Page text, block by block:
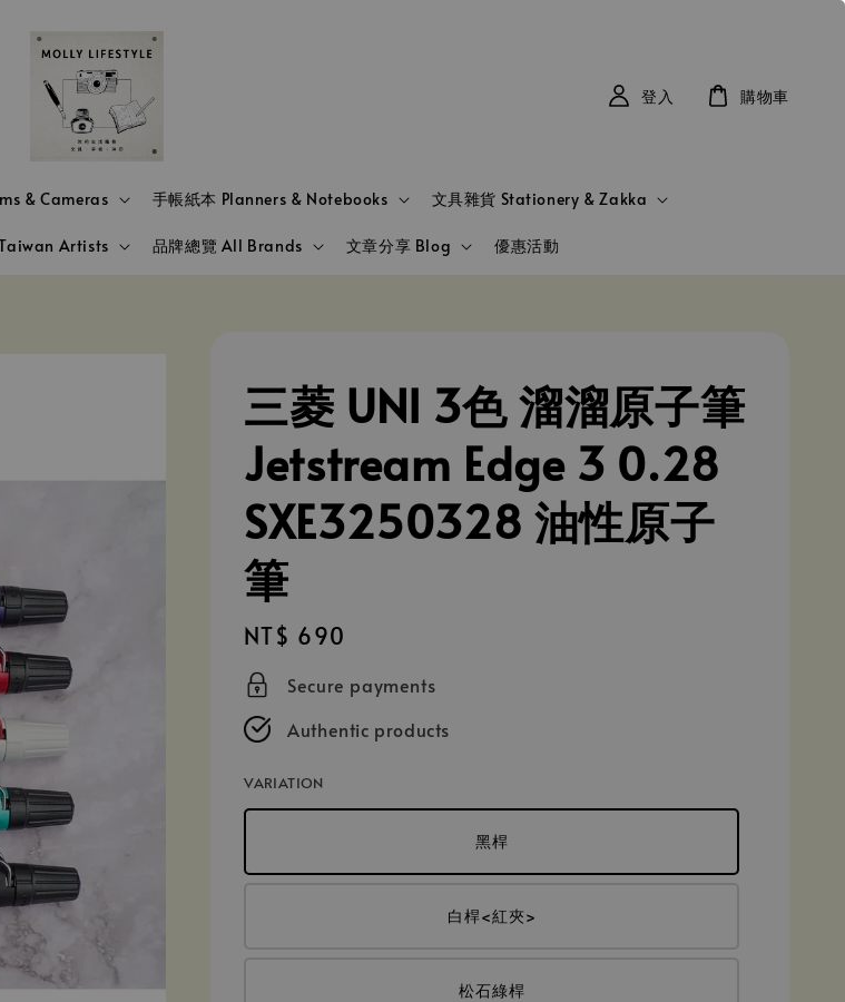
& Cameras 手帳紙本 Planners & Notebooks 文具雜貨 Stationery & Zakka
Artists 品牌總覽 All Brands 文章分享 Blog 優惠活動
登入 購物車
三菱 UNI 3色 溜溜原子筆
Jetstream Edge 3 0.28
SXE3250328 油性原子
筆
Regular
price
NT$ 690
Secure payments
Authentic products
VARIATION
黑桿
白桿<紅夾>
松石綠桿